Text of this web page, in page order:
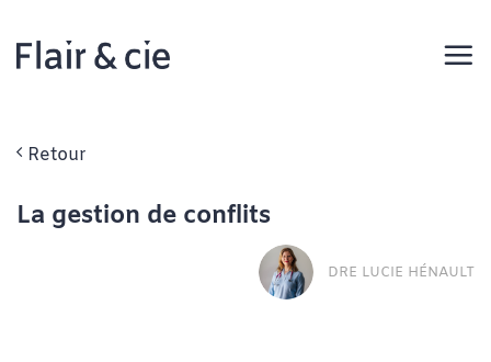
contenu
Retour
La gestion de conflits
DRE LUCIE HÉNAULT